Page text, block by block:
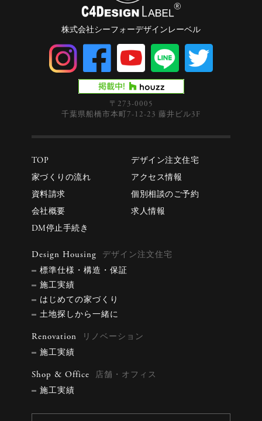
株式会社シーフォーデザインレーベル
〒273-0005
千葉県船橋市本町7-12-23 藤井ビル3F
TOP デザイン注文住宅
家づくりの流れ アクセス情報
資料請求 個別相談のご予約
会社概要 求人情報
DM停止手続き
Design Housing
デザイン注文住宅
標準仕様・構造・保証
施工実績
はじめての家づくり
土地探しから一緒に
Renovation
リノベーション
施工実績
Shop & Office
店舗・オフィス
施工実績